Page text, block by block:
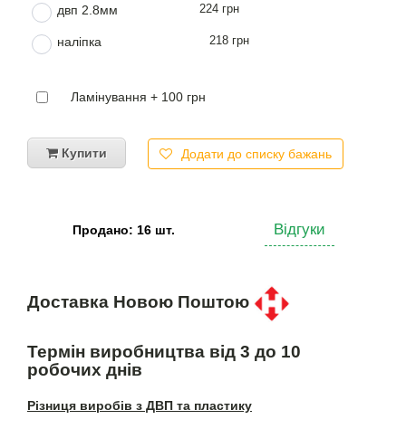
двп 2.8мм 224 грн
наліпка 218 грн
Ламінування + 100 грн
Купити Додати до списку бажань
Продано: 16 шт. Відгуки
Доставка Новою Поштою
Термін виробництва від 3 до 10
робочих днів
Різниця виробів з ДВП та пластику